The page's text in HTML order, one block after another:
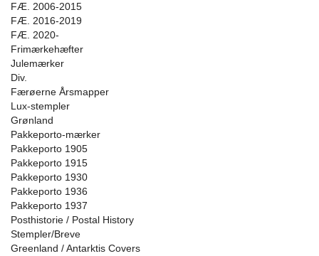
FÆ. 2006-2015
FÆ. 2016-2019
FÆ. 2020-
Frimærkehæfter
Julemærker
Div.
Færøerne Årsmapper
Lux-stempler
Grønland
Pakkeporto-mærker
Pakkeporto 1905
Pakkeporto 1915
Pakkeporto 1930
Pakkeporto 1936
Pakkeporto 1937
Posthistorie / Postal History
Stempler/Breve
Greenland / Antarktis Covers